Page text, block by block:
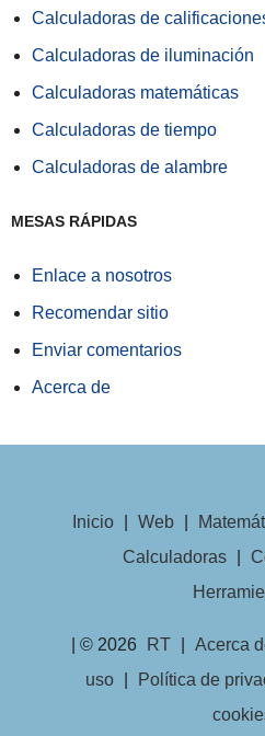
Calculadoras de
Calculadoras de iluminación
Calculadoras matemáticas
Calculadoras de tiempo
Calculadoras de alambre
MESAS RÁPIDAS
Enlace a nosotros
Recomendar sitio
Enviar comentarios
Acerca de
Inicio Web
Calculadoras
| © 2026 RT Acerca
uso
Política de